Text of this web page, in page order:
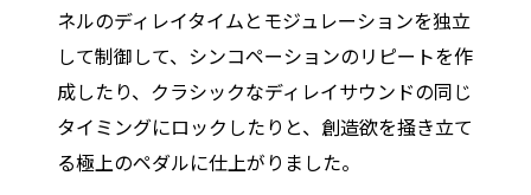
ネルのディレイタイムとモジュレーションを独立
して制御して、シンコペーションのリピートを作
成したり、クラシックなディレイサウンドの同じ
タイミングにロックしたりと、創造欲を掻き立て
る極上のペダルに仕上がりました。